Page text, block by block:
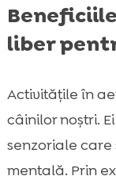
liber
Activitățile în
câinilor noștri.
senzoriale
mentală. Prin